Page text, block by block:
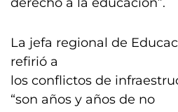
La jefa regional de
refirió a
los conflictos de
“son años y años de no